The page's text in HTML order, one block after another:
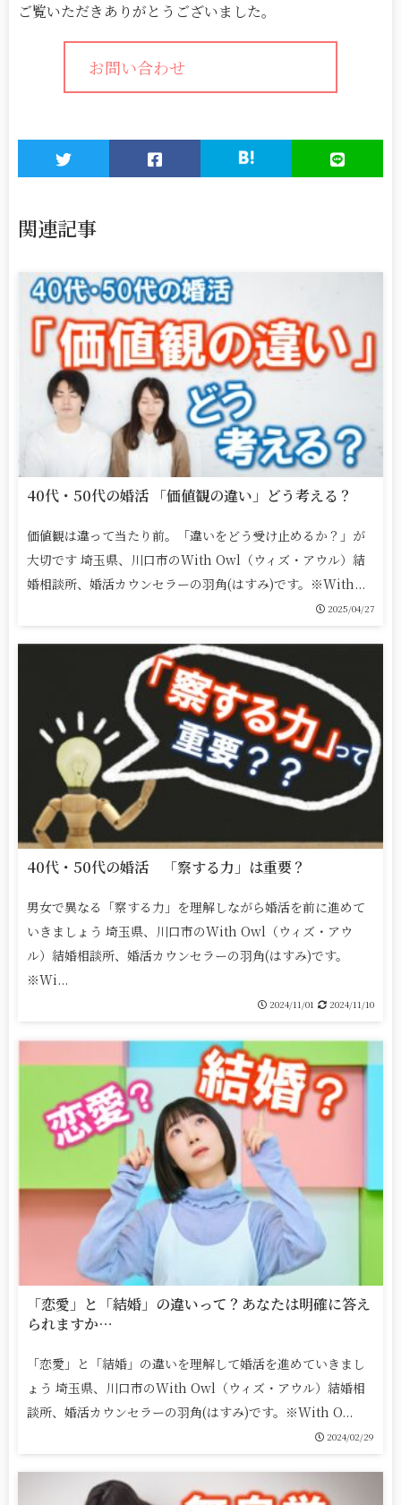
ご覧いただきありがとうございました。
お問い合わせ
関連記事
40代・50代の婚活 「価値観の違い」どう考える？
価値観は違って当たり前。「違いをどう受け止めるか？」が
大切です 埼玉県、川口市のWith Owl（ウィズ・アウル）結
婚相談所、婚活カウンセラーの羽角(はすみ)です。※With...
2025/04/27
40代・50代の婚活 「察する力」は重要？
男女で異なる「察する力」を理解しながら婚活を前に進めて
いきましょう 埼玉県、川口市のWith Owl（ウィズ・アウ
ル）結婚相談所、婚活カウンセラーの羽角(はすみ)です。
※Wi...
2024/11/01 2024/11/10
「恋愛」と「結婚」の違いって？あなたは明確に答え
られますか…
「恋愛」と「結婚」の違いを理解して婚活を進めていきまし
ょう 埼玉県、川口市のWith Owl（ウィズ・アウル）結婚相
談所、婚活カウンセラーの羽角(はすみ)です。※With O...
2024/02/29